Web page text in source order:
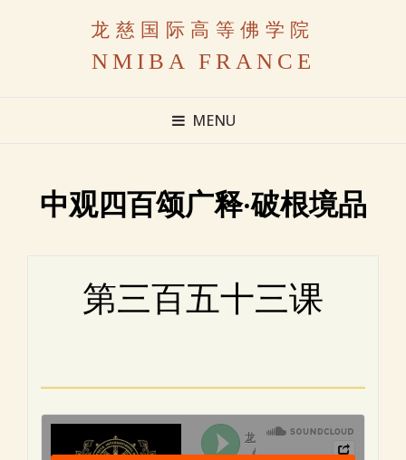
龙慈国际高等佛学院
NMIBA FRANCE
MENU
中观四百颂广释·破根境品
第三百五十三课